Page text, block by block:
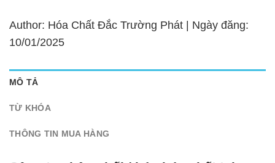
Author: Hóa Chất Đắc Trường Phát | Ngày đăng:
10/01/2025
MÔ TẢ
TỪ KHÓA
THÔNG TIN MUA HÀNG